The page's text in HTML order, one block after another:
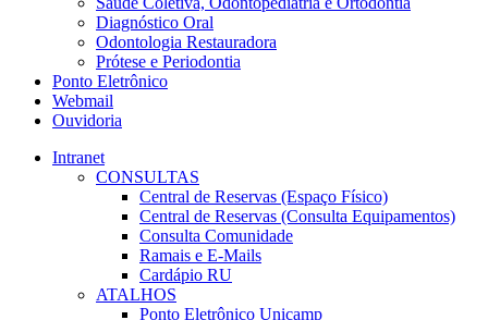
Diagnóstico Oral
Odontologia Restauradora
Prótese e Periodontia
Ponto Eletrônico
Webmail
Ouvidoria
Intranet
CONSULTAS
Central de Reservas (Espaço Físico)
Central de Reservas (Consulta Equipamentos)
Consulta Comunidade
Ramais e E-Mails
Cardápio RU
ATALHOS
Ponto Eletrônico Unicamp